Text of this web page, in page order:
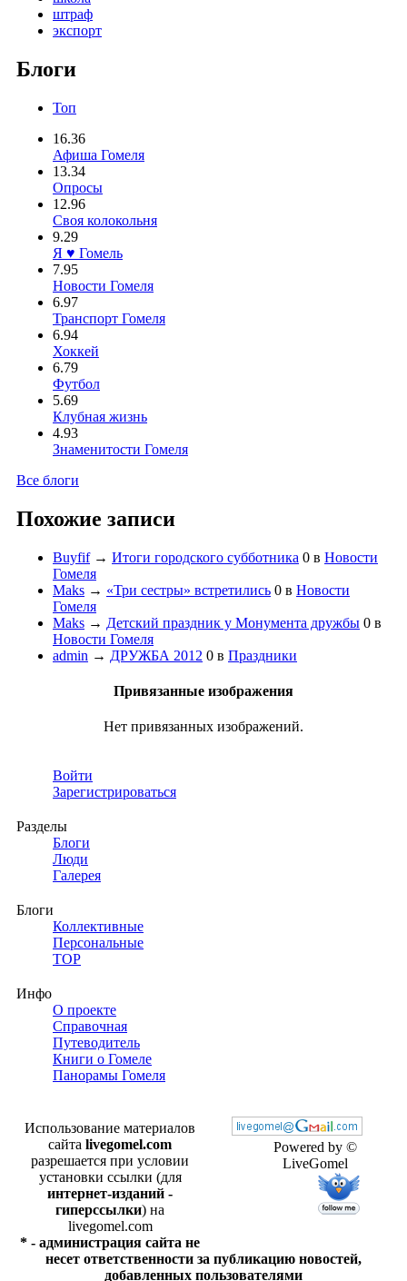
штраф
экспорт
Блоги
Топ
16.36
Афиша Гомеля
13.34
Опросы
12.96
Своя колокольня
9.29
Я ♥ Гомель
7.95
Новости Гомеля
6.97
Транспорт Гомеля
6.94
Хоккей
6.79
Футбол
5.69
Клубная жизнь
4.93
Знаменитости Гомеля
Все блоги
Похожие записи
Buyfif→ Итоги городского субботника 0 в Новости
Гомеля
Maks → «Три сестры» встретились 0 в Новости
Гомеля
Maks → Детский праздник у Монумента дружбы 0 в
Новости Гомеля
admin → ДРУЖБА 2012 0 в Праздники
Привязанные изображения
Нет привязанных изображений.
Войти
Зарегистрироваться
Разделы
Блоги
Люди
Галерея
Блоги
Коллективные
Персональные
TOP
Инфо
О проекте
Справочная
Путеводитель
Книги о Гомеле
Панорамы Гомеля
Powered by ©
LiveGomel
Использование материалов
сайта livegomel.com
разрешается при условии
установки ссылки (для
интернет-изданий -
гиперссылки) на
livegomel.com
* - администрация сайта не
несет ответственности за публикацию новостей,
добавленных пользователями